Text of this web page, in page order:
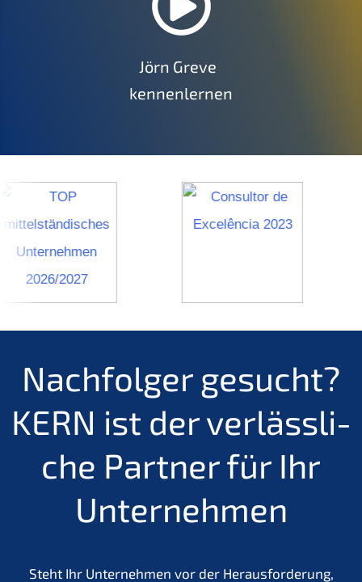
Jörn Greve
kennenlernen
Nachfol­ger gesucht?
KERN ist der verläss­li­
che Partner für Ihr
Unternehmen
Steht Ihr Unter­neh­men vor der Heraus­for­de­rung,